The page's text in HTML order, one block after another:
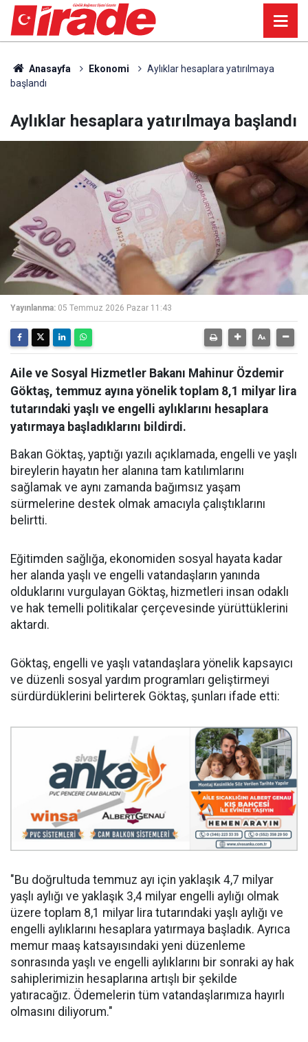
Anasayfa Ekonomi
Aylıklar hesaplara yatırılmaya
başlandı
Aylıklar hesaplara yatırılmaya başlandı
Yayınlanma: 05 Temmuz 2026 Pazar 11:43
Aile ve Sosyal Hizmetler Bakanı Mahinur Özdemir
Göktaş, temmuz ayına yönelik toplam 8,1 milyar lira
tutarındaki yaşlı ve engelli aylıklarını hesaplara
yatırmaya başladıklarını bildirdi.
Bakan Göktaş, yaptığı yazılı açıklamada, engelli ve yaşlı
bireylerin hayatın her alanına tam katılımlarını
sağlamak ve aynı zamanda bağımsız yaşam
sürmelerine destek olmak amacıyla çalıştıklarını
belirtti.
Eğitimden sağlığa, ekonomiden sosyal hayata kadar
her alanda yaşlı ve engelli vatandaşların yanında
olduklarını vurgulayan Göktaş, hizmetleri insan odaklı
ve hak temelli politikalar çerçevesinde yürüttüklerini
aktardı.
Göktaş, engelli ve yaşlı vatandaşlara yönelik kapsayıcı
ve düzenli sosyal yardım programları geliştirmeyi
sürdürdüklerini belirterek Göktaş, şunları ifade etti:
"Bu doğrultuda temmuz ayı için yaklaşık 4,7 milyar
yaşlı aylığı ve yaklaşık 3,4 milyar engelli aylığı olmak
üzere toplam 8,1 milyar lira tutarındaki yaşlı aylığı ve
engelli aylıklarını hesaplara yatırmaya başladık. Ayrıca
memur maaş katsayısındaki yeni düzenleme
sonrasında yaşlı ve engelli aylıklarını bir sonraki ay hak
sahiplerimizin hesaplarına artışlı bir şekilde
yatıracağız. Ödemelerin tüm vatandaşlarımıza hayırlı
olmasını diliyorum."